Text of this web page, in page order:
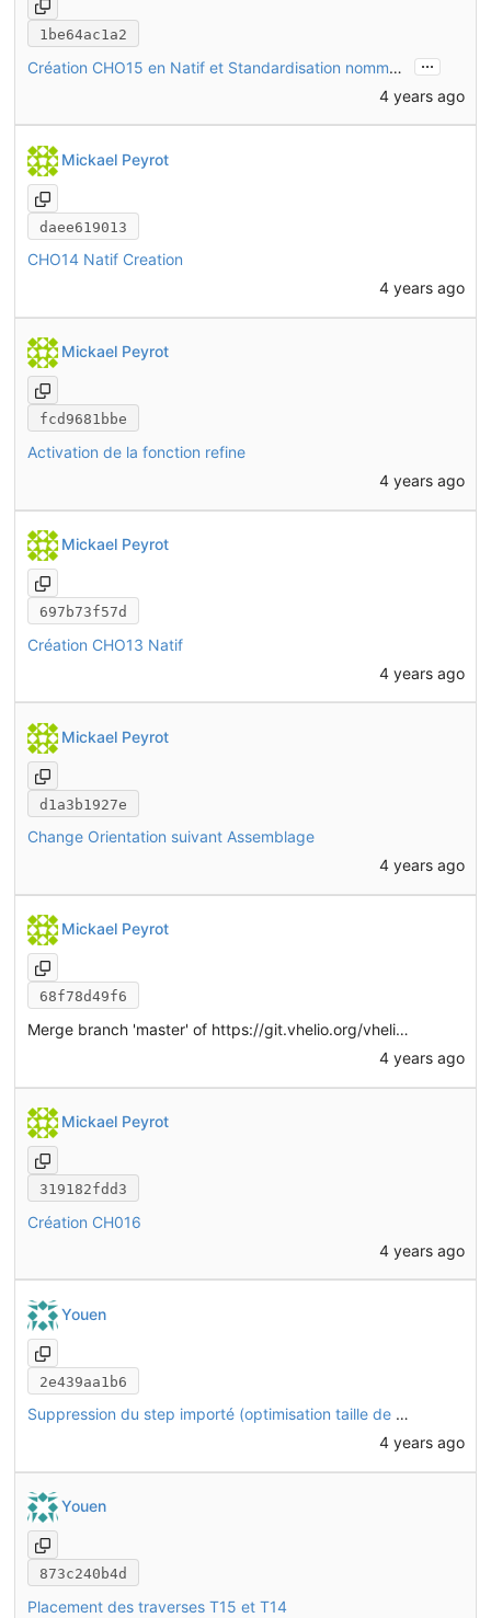
1be64ac1a2
Création CHO15 en Natif et Standardisation nommage
...
4 years ago
Mickael Peyrot
daee619013
CHO14 Natif Creation
4 years ago
Mickael Peyrot
fcd9681bbe
Activation de la fonction refine
4 years ago
Mickael Peyrot
697b73f57d
Création CHO13 Natif
4 years ago
Mickael Peyrot
d1a3b1927e
Change Orientation suivant Assemblage
4 years ago
Mickael Peyrot
68f78d49f6
Merge branch 'master' of https://git.vhelio.org/vhelio/vheliotech-freecad
4 years ago
Mickael Peyrot
319182fdd3
Création CH016
4 years ago
Youen
2e439aa1b6
Suppression du step importé (optimisation taille de fichier)
4 years ago
Youen
873c240b4d
Placement des traverses T15 et T14